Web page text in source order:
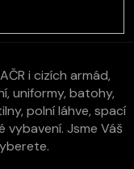
i cizích armád,
uniformy, batohy,
polní láhve, spací
Jsme Váš